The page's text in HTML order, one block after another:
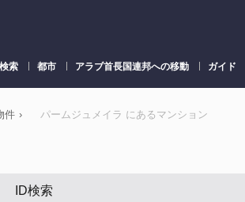
索 都市 アラブ首長国連邦への移動 ガイド
件 › パームジュメイラ にあるマンション
ID検索